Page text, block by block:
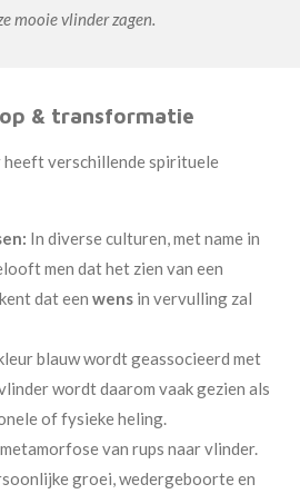
mooie vlinder zagen.
& transformatie
verschillende spirituele
In diverse culturen, met name in
men dat het zien van een
dat een wens in vervulling zal
blauw wordt geassocieerd met
wordt daarom vaak gezien als
of fysieke heling.
van rups naar vlinder.
groei, wedergeboorte en